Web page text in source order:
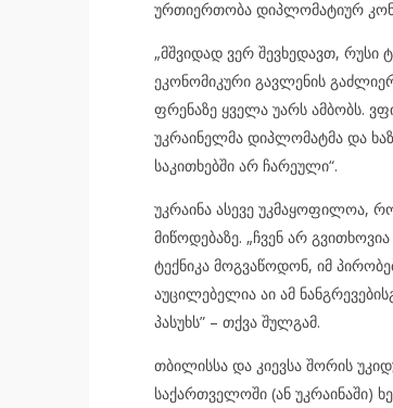
ურთიერთობა დიპლომატიურ
„მშვიდად ვერ შევხედავთ,
ეკონომიკური გავლენის
ფრენაზე ყველა უარს ამბობს.
უკრაინელმა დიპლომატმა და
საკითხებში არ ჩარეული“.
უკრაინა ასევე უკმაყოფილოა,
მიწოდებაზე. „ჩვენ არ
ტექნიკა მოგვაწოდონ, იმ
აუცილებელია აი ამ
პასუხს” – თქვა შულგამ.
თბილისსა და კიევსა შორის
საქართველოში (ან